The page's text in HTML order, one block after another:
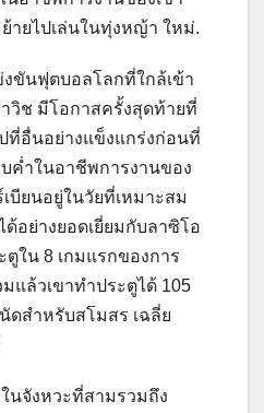
ายไปเล่นในทุ่งหญ้า ใหม่.
ขันฟุตบอลโลกที่ใกล้เข้า
วิช มีโอกาสครั้งสุดท้ายที่
ที่อื่นอย่างแข็งแกร่งก่อนที่
บค่ำในอาชีพการงานของ
บียนอยู่ในวัยที่เหมาะสม
ด้อย่างยอดเยี่ยมกับลาซิโอ
ตูใน 8 เกมแรกของการ
แล้วเขาทำประตูได้ 105
ดสำหรับสโมสร เฉลี่ย
นจังหวะที่สามรวมถึง